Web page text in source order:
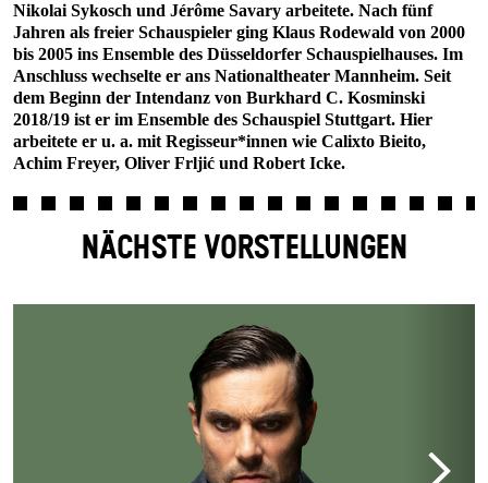
Nikolai Sykosch und Jérôme Savary arbeitete. Nach fünf
Jahren als freier Schauspieler ging Klaus Rodewald von 2000
bis 2005 ins Ensemble des Düsseldorfer Schauspielhauses. Im
Anschluss wechselte er ans Nationaltheater Mannheim. Seit
dem Beginn der Intendanz von Burkhard C. Kosminski
2018/19 ist er im Ensemble des Schauspiel Stuttgart. Hier
arbeitete er u. a. mit Regisseur*innen wie Calixto Bieito,
Achim Freyer, Oliver Frljić und Robert Icke.
NÄCHSTE VORSTELLUNGEN